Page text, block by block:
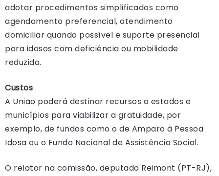
adotar procedimentos simplificados como
agendamento preferencial, atendimento
domiciliar quando possível e suporte presencial
para idosos com deficiência ou mobilidade
reduzida.
Custos
A União poderá destinar recursos a estados e
municípios para viabilizar a gratuidade, por
exemplo, de fundos como o de Amparo à Pessoa
Idosa ou o Fundo Nacional de Assistência Social.
O relator na comissão, deputado Reimont (PT-RJ),